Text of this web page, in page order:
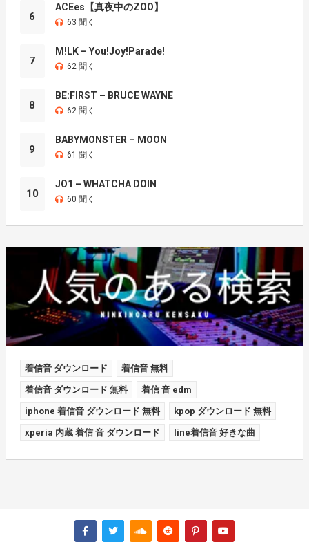
6
ACEes【真夜中のZOO】
63 聞く
7
M!LK – You!Joy!Parade!
62 聞く
8
BE:FIRST – BRUCE WAYNE
62 聞く
9
BABYMONSTER – MOON
61 聞く
10
JO1 – WHATCHA DOIN
60 聞く
着信音 ダウンロード 着信音 無料
着信音 ダウンロード 無料 着信 音 edm
iphone 着信音 ダウンロード 無料 kpop ダウンロード 無料
xperia 内蔵 着信 音 ダウンロード line着信音 好きな曲